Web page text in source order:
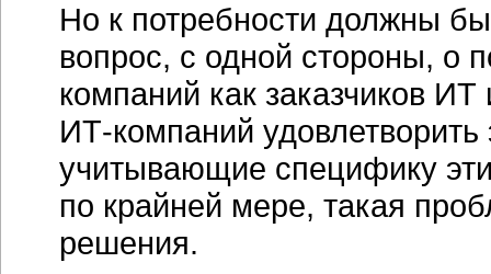
Но к потребности должны
вопрос, с одной стороны, о
компаний как заказчиков
ИТ-компаний
учитывающие специфику
по крайней мере, такая
решения.